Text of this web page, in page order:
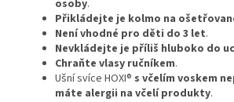
osoby.
Přikládejte je kolmo na
Není vhodné pro děti do 3 let.
Nevkládejte je příliš hluboko do
Chraňte vlasy ručníkem.
Ušní svíce HOXI® s včelím voskem
máte alergii na včelí produkty.